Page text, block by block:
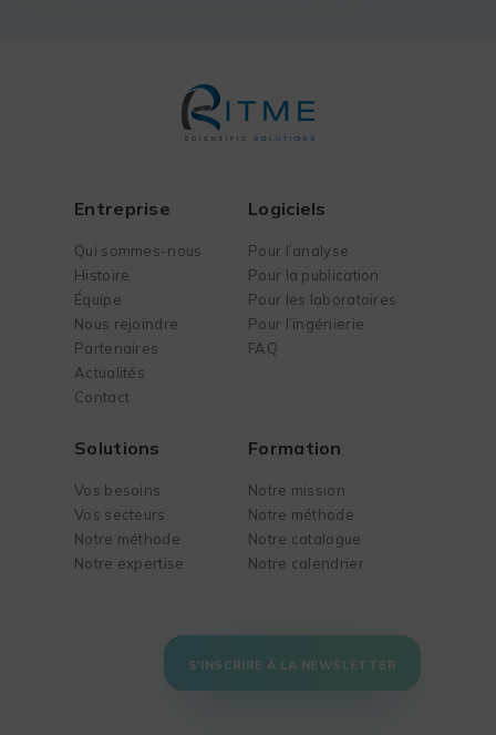
Entreprise
Qui sommes-nous
Histoire
Équipe
Nous rejoindre
Partenaires
Actualités
Contact
Logiciels
Pour l’analyse
Pour la publication
Pour les laboratoires
Pour l’ingénierie
FAQ
Solutions
Vos besoins
Vos secteurs
Notre méthode
Notre expertise
Formation
Notre mission
Notre méthode
Notre catalogue
Notre calendrier
S'INSCRIRE À LA NEWSLETTER